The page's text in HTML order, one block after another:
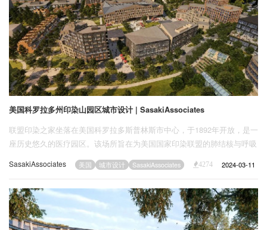
美国科罗拉多州印染山园区城市设计 | SasakiAssociates
联盟印染之家坐落在美国科罗拉多斯普林斯市中心，于1892年开放，是一
座历史悠久的医疗园区。该场所旨在为美国国家印染联盟的肺结核与呼吸
道疾病患者提供放松心情、医疗康复的地方。
SasakiAssociates 美国 城市设计 SasakiAssociates 4274 2024-03-11